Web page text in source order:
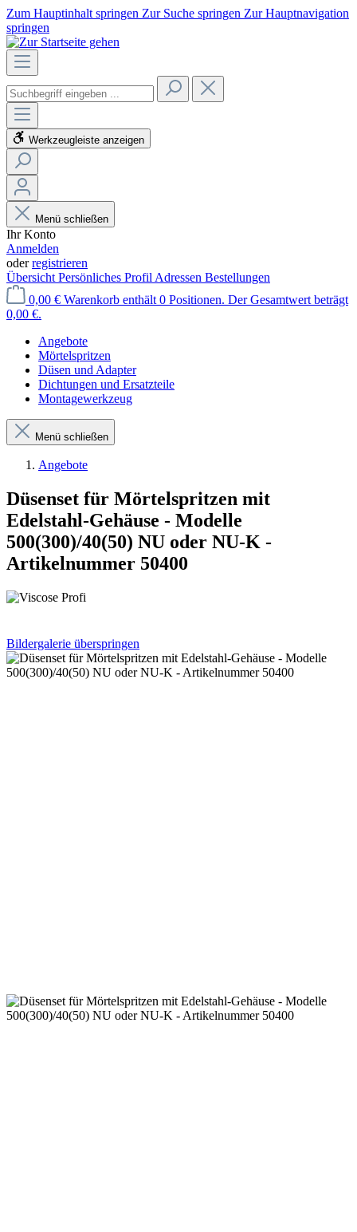
Zum Hauptinhalt springen Zur Suche springen Zur Hauptnavigation
springen
Werkzeugleiste anzeigen
Menü schließen
Ihr Konto
Anmelden
oderregistrieren
Übersicht Persönliches Profil Adressen Bestellungen
0,00 € Warenkorb enthält 0 Positionen. Der Gesamtwert beträgt
0,00 €.
Angebote
Mörtelspritzen
Düsen und Adapter
Dichtungen und Ersatzteile
Montagewerkzeug
Menü schließen
Angebote
Düsenset für Mörtelspritzen mit
Edelstahl-Gehäuse - Modelle
500(300)/40(50) NU oder NU-K -
Artikelnummer 50400
Bildergalerie überspringen